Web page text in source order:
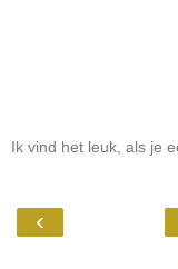
Ik vind het leuk, als je
‹